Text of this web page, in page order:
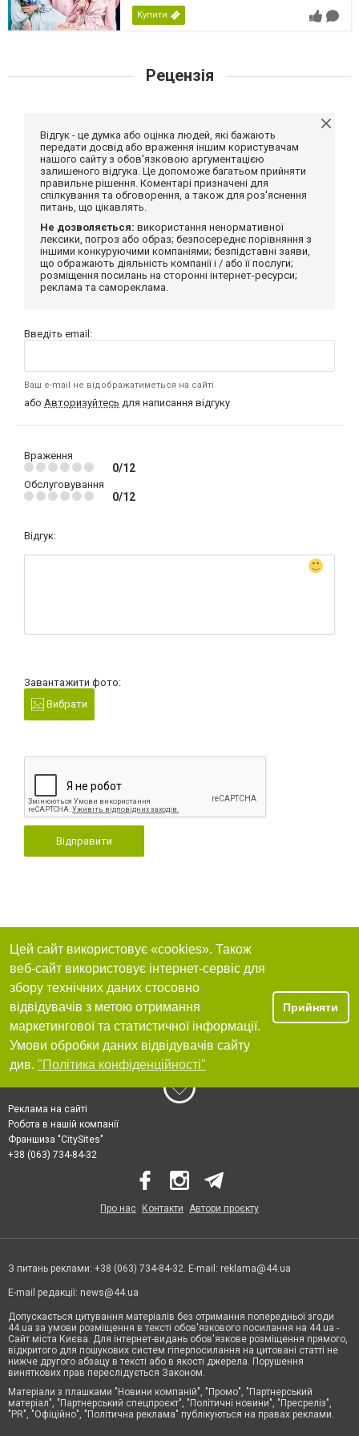
Купити
Рецензія
Відгук - це думка або оцінка людей, які бажають
передати досвід або враження іншим користувачам
нашого сайту з обов'язковою аргументацією
залишеного відгука. Це допоможе багатьом прийняти
правильне рішення. Коментарі призначені для
спілкування та обговорення, а також для роз'яснення
питань, що цікавлять.
Не дозволяється: використання ненормативної
лексики, погроз або образ; безпосереднє порівняння з
іншими конкуруючими компаніями; безпідставні заяви,
що ображають діяльність компанії і / або її послуги;
розміщення посилань на сторонні інтернет-ресурси;
реклама та самореклама.
Введіть email:
Ваш e-mail не відображатиметься на сайті
або Авторизуйтесь для написання відгуку
Враження
0/12
Обслуговування
0/12
Відгук:
Завантажити фото:
Вибрати
Відправити
Цей сайт використовує «cookies». Також
веб-сайт використовує інтернет-сервіс для
збору технічних даних стосовно
відвідувачів з метою отримання
маркетингової та статистичної інформації.
Умови обробки даних відвідувачів сайту
див. "Політика конфіденційності"
Прийняти
Реклама на сайті
Робота в нашій компанії
Франшиза "CitySites"
+38 (063) 734-84-32
Про нас Контакти Автори проєкту
З питань реклами: +38 (063) 734-84-32. E-mail: reklama@44.ua
E-mail редакції: news@44.ua
Допускається цитування матеріалів без отримання попередньої згоди
44.ua за умови розміщення в тексті обов'язкового посилання на 44.ua -
Сайт міста Києва. Для інтернет-видань обов'язкове розміщення прямого,
відкритого для пошукових систем гіперпосилання на цитовані статті не
нижче другого абзацу в тексті або в якості джерела. Порушення
виняткових прав переслідується Законом.
Матеріали з плашками "Новини компаній", "Промо", "Партнерський
матеріал", "Партнерський спецпроєкт", "Політичні новини", "Пресреліз",
"PR", "Офіційно", "Політична реклама" публікуються на правах реклами.